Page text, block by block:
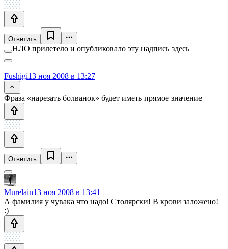
Ответить
НЛО прилетело и опубликовало эту надпись здесь
Fushigi13 ноя 2008 в 13:27
Фраза «нарезать болванок» будет иметь прямое значение
Ответить
Murelain13 ноя 2008 в 13:41
А фамилия у чувака что надо! Столярски! В крови заложено!
:)